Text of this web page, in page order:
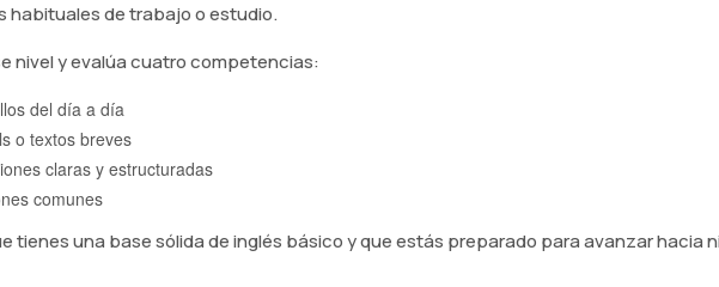
habituales de trabajo o estudio.
nivel y evalúa cuatro competencias:
del día a día
o textos breves
claras y estructuradas
comunes
tienes una base sólida de inglés básico y que estás preparado para avanzar hacia